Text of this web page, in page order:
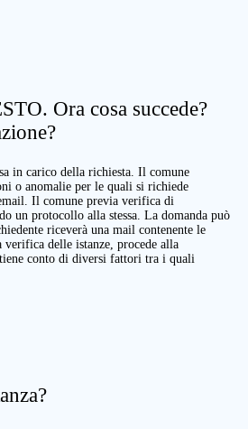
Ora cosa succede?
in carico della richiesta. Il comune
o anomalie per le quali si richiede
Il comune previa verifica di
un protocollo alla stessa. La domanda può
riceverà una mail contenente le
verifica delle istanze, procede alla
conto di diversi fattori tra i quali